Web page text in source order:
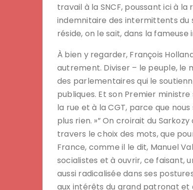
travail à la SNCF, poussant ici à
indemnitaire des intermittents du
réside, on le sait, dans la
À bien y regarder, François
autrement. Diviser – le peuple, le
des parlementaires qui le
publiques. Et son Premier
la rue et à la CGT, parce que
plus rien. »” On croirait du
travers le choix des mots, que
France, comme il le dit, Manuel
socialistes et à ouvrir, ce faisant,
aussi radicalisée dans ses
aux intérêts du grand patronat et